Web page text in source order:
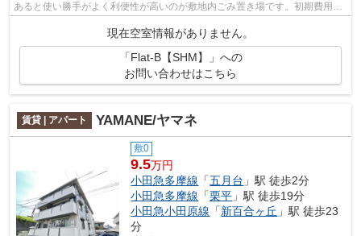
あると使い勝手がよく利便性が高いのが敷地内ごみ置き場です。初期費用は
現在空室情報がありません。
「Flat-B【SHM】」への
お問い合わせはこちら
賃貸 | アパート YAMANE/ヤマネ
敷0
9.5万円
小田急多摩線 「五月台 」駅 徒歩2分
小田急多摩線 「栗平 」駅 徒歩19分
小田急小田原線 「新百合ヶ丘 」駅 徒歩23
分